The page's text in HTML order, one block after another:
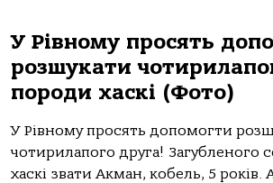
У Рівному просять
розшукати
породи хаскі (Фото)
У Рівному просять допомогти
чотирилапого друга! Загубленого
хаскі звати Акман, кобель, 5 років.